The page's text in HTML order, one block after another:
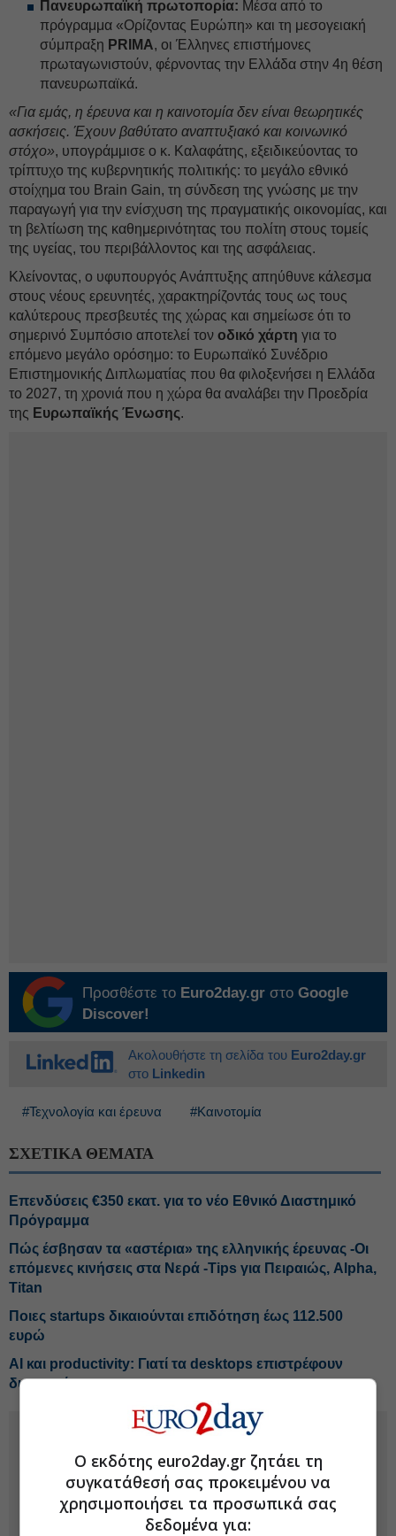
Πανευρωπαϊκή πρωτοπορία: Μέσα από το
πρόγραμμα «Ορίζοντας Ευρώπη» και τη μεσογειακή
σύμπραξη PRIMA, οι Έλληνες επιστήμονες
πρωταγωνιστούν, φέρνοντας την Ελλάδα στην 4η θέση
πανευρωπαϊκά.
«Για εμάς, η έρευνα και η καινοτομία δεν είναι θεωρητικές
ασκήσεις. Έχουν βαθύτατο αναπτυξιακό και κοινωνικό
στόχο», υπογράμμισε ο κ. Καλαφάτης, εξειδικεύοντας το
τρίπτυχο της κυβερνητικής πολιτικής: το μεγάλο εθνικό
στοίχημα του Brain Gain, τη σύνδεση της γνώσης με την
παραγωγή για την ενίσχυση της πραγματικής οικονομίας, και
τη βελτίωση της καθημερινότητας του πολίτη στους τομείς
της υγείας, του περιβάλλοντος και της ασφάλειας.
Κλείνοντας, ο υφυπουργός Ανάπτυξης απηύθυνε κάλεσμα
στους νέους ερευνητές, χαρακτηρίζοντάς τους ως τους
καλύτερους πρεσβευτές της χώρας και σημείωσε ότι το
σημερινό Συμπόσιο αποτελεί τον οδικό χάρτη για το
επόμενο μεγάλο ορόσημο: το Ευρωπαϊκό Συνέδριο
Επιστημονικής Διπλωματίας που θα φιλοξενήσει η Ελλάδα
το 2027, τη χρονιά που η χώρα θα αναλάβει την Προεδρία
της Ευρωπαϊκής Ένωσης.
Προσθέστε το Euro2day.gr στο Google
Discover!
Ακολουθήστε τη σελίδα του Euro2day.gr
στο Linkedin
#Τεχνολογία και έρευνα #Καινοτομία
ΣΧΕΤΙΚΑ ΘΕΜΑΤΑ
Επενδύσεις €350 εκατ. για το νέο Εθνικό Διαστημικό
Πρόγραμμα
Πώς έσβησαν τα «αστέρια» της ελληνικής έρευνας -Οι
επόμενες κινήσεις στα Νερά -Tips για Πειραιώς, Alpha,
Titan
Ποιες startups δικαιούνται επιδότηση έως 112.500
ευρώ
AI και productivity: Γιατί τα desktops επιστρέφουν
δυναμικά
Ο εκδότης euro2day.gr ζητάει τη
συγκατάθεσή σας προκειμένου να
χρησιμοποιήσει τα προσωπικά σας
δεδομένα για: